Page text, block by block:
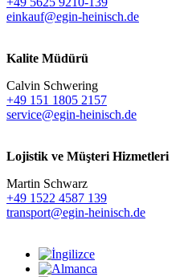
einkauf@egin-heinisch.de
Kalite Müdürü
Calvin Schwering
+49 151 1805 2157
service@egin-heinisch.de
Lojistik ve Müşteri Hizmetleri
Martin Schwarz
+49 1522 4587 139
transport@egin-heinisch.de